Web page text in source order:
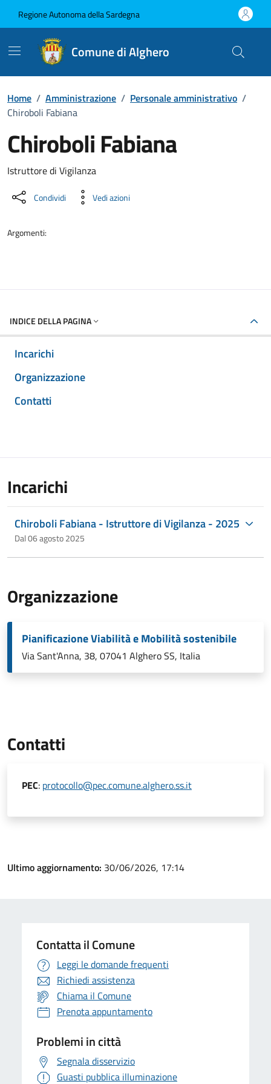
Regione Autonoma della Sardegna
Comune di Alghero
Home / Amministrazione / Personale amministrativo /
Chiroboli Fabiana
Chiroboli Fabiana
Dettaglio della persona
Istruttore di Vigilanza
Condividi Vedi azioni
Argomenti:
INDICE DELLA PAGINA
Incarichi
Organizzazione
Contatti
Incarichi
Chiroboli Fabiana - Istruttore di Vigilanza - 2025
Dal 06 agosto 2025
Organizzazione
Pianificazione Viabilità e Mobilità sostenibile
Via Sant'Anna, 38, 07041 Alghero SS, Italia
Contatti
PEC: protocollo@pec.comune.alghero.ss.it
Ultimo aggiornamento: 30/06/2026, 17:14
Contatta il Comune
Leggi le domande frequenti
Richiedi assistenza
Chiama il Comune
Prenota appuntamento
Problemi in città
Segnala disservizio
Guasti pubblica illuminazione